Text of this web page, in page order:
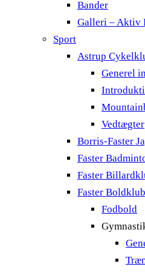
Bander
Galleri – Aktiv
Sport
Astrup
Generel
Vedtægter
Borris-Faster
Faster
Faster
Faster
Fodbold